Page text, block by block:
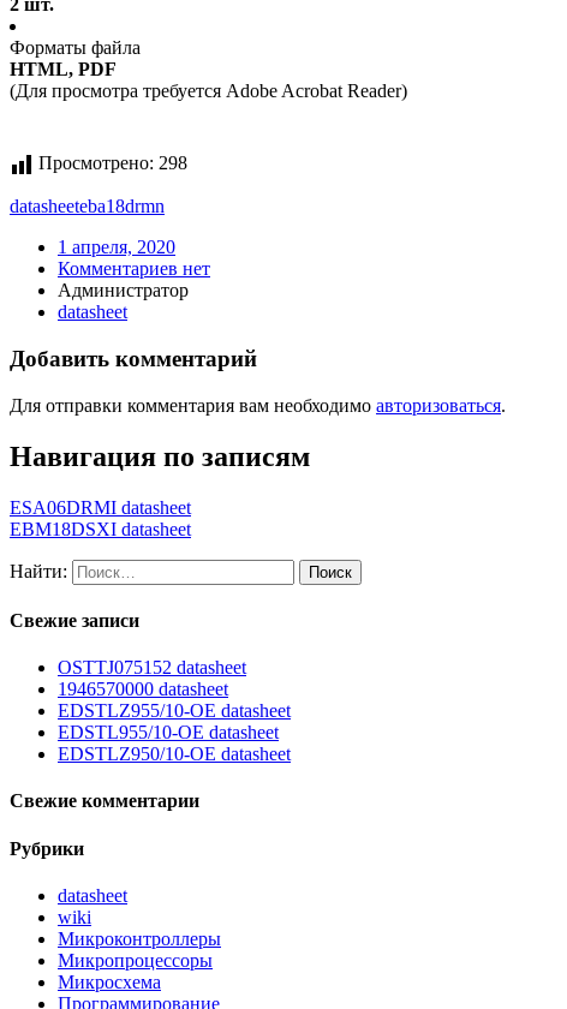
2 шт.
Форматы файла
HTML, PDF
(Для просмотра требуется Adobe Acrobat Reader)
Просмотрено: 298
datasheeteba18drmn
1 апреля, 2020
Комментариев нет
Администратор
datasheet
Добавить комментарий
Для отправки комментария вам необходимо авторизоваться.
Навигация по записям
ESA06DRMI datasheet
EBM18DSXI datasheet
Найти:
Свежие записи
OSTTJ075152 datasheet
1946570000 datasheet
EDSTLZ955/10-OE datasheet
EDSTL955/10-OE datasheet
EDSTLZ950/10-OE datasheet
Свежие комментарии
Рубрики
datasheet
wiki
Микроконтроллеры
Микропроцессоры
Микросхема
Программирование